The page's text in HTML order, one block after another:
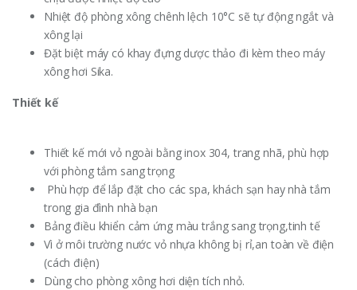
Nhiệt độ phòng xông chênh lệch 10°C sẽ tự động ngắt và
xông lại
Đặt biệt máy có khay đựng dược thảo đi kèm theo máy
xông hơi Sika.
Thiết kế
Thiết kế mới vỏ ngoài bằng inox 304, trang nhã, phù hợp
với phòng tắm sang trọng
Phù hợp để lắp đặt cho các spa, khách sạn hay nhà tắm
trong gia đình nhà bạn
Bảng điều khiển cảm ứng màu trắng sang trọng,tinh tế
Vì ở môi trường nước vỏ nhựa không bị rỉ,an toàn về điện
(cách điện)
Dùng cho phòng xông hơi diện tích nhỏ.